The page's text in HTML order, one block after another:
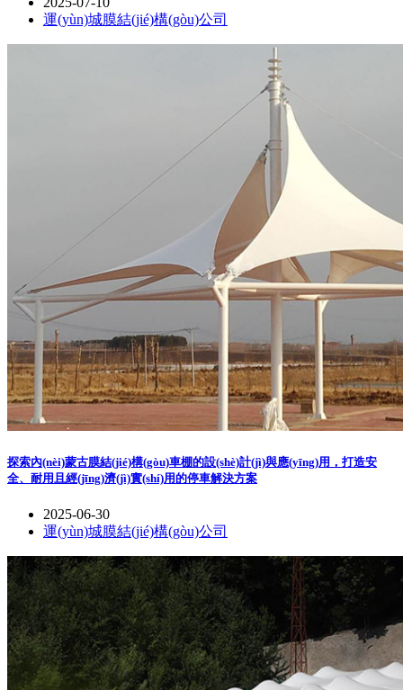
運(yùn)城膜結(jié)構(gòu)公司
探索內(nèi)蒙古膜結(jié)構(gòu)車棚的設(shè)計(jì)與應(yīng)用，打造安
全、耐用且經(jīng)濟(jì)實(shí)用的停車解決方案
2025-06-30
運(yùn)城膜結(jié)構(gòu)公司